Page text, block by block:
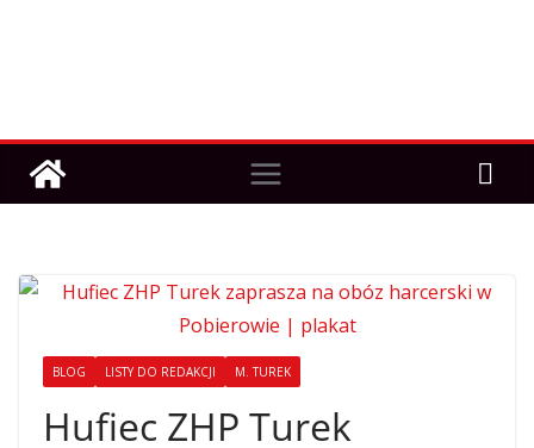
BLOG LISTY DO REDAKCJI M. TUREK
Hufiec ZHP Turek